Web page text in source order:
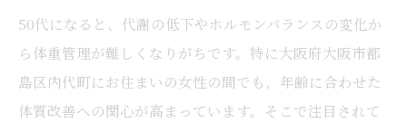
50代になると、代謝の低下やホルモンバランスの変化か
ら体重管理が難しくなりがちです。特に大阪府大阪市都
島区内代町にお住まいの女性の間でも、年齢に合わせた
体質改善への関心が高まっています。そこで注目されて